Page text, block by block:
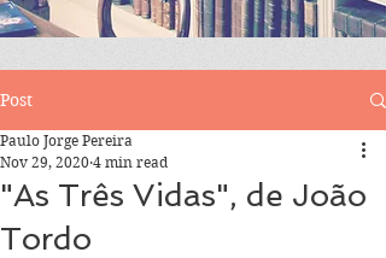
Post
"As Três Vidas", de João
Tordo
Paulo Jorge Pereira
Nov 29, 2020 4 min read